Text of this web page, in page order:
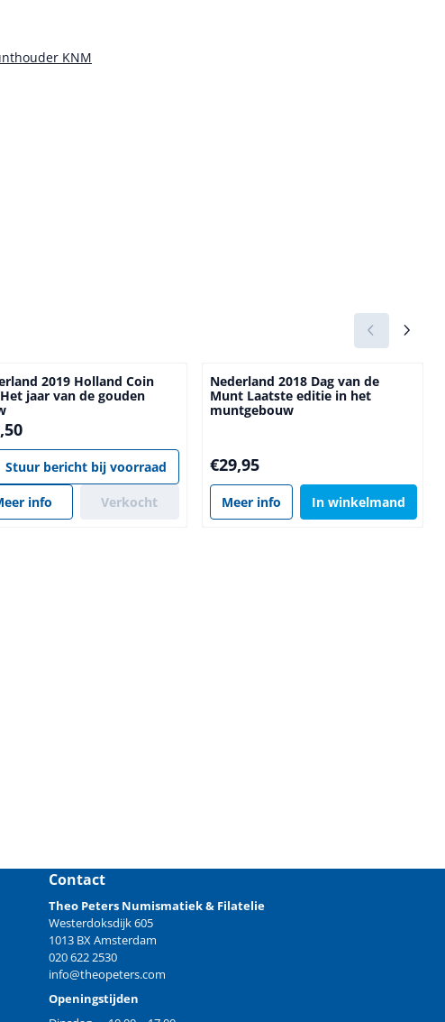
KNM
2019 Holland Coin
jaar van de gouden
Stuur bericht bij voorraad
info Verkocht
Nederland 2018 Dag van de
Munt Laatste editie in het
muntgebouw
Prijs: 29,95
€29,95
Meer info In winkelmand
Contact
Theo Peters Numismatiek & Filatelie
Westerdoksdijk 605
1013 BX Amsterdam
020 622 2530
info@theopeters.com
Openingstijden